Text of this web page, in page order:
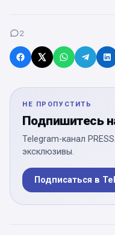
2
НЕ ПРОПУСТИТЬ
Подпишитесь
Telegram-канал
эксклюзивы.
Подписаться в